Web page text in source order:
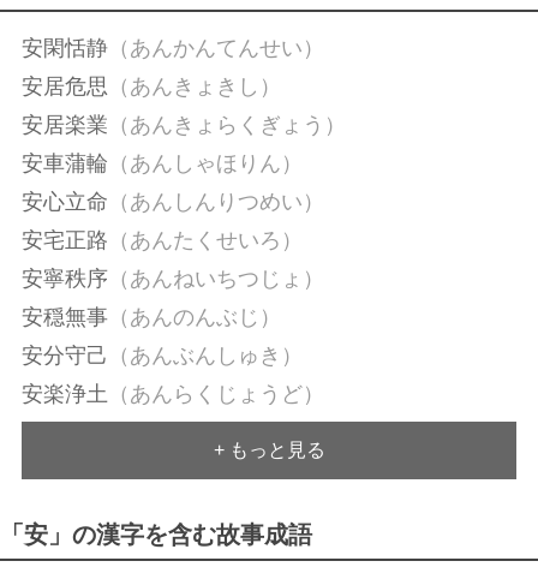
安閑恬静（あんかんてんせい）
安居危思 （あんきょきし）
安居楽業 （あんきょらくぎょう）
安車蒲輪 （あんしゃほりん）
安心立命 （あんしんりつめい）
安宅正路 （あんたくせいろ）
安寧秩序（あんねいちつじょ）
安穏無事（あんのんぶじ）
安分守己 （あんぶんしゅき）
安楽浄土 （あんらくじょうど）
三界無安（さんがいむあん）
+ もっと見る
「安」の漢字を含む故事成語